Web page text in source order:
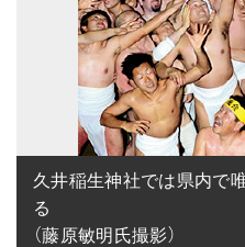
久井稲生神社では県内で
る
（藤原敏明氏撮影）